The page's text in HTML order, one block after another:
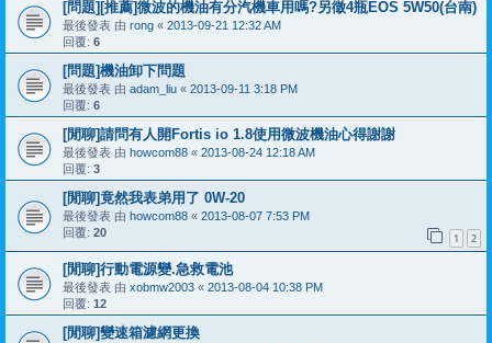
[問題][推薦]微波的機油有分汽機車用嗎?另徵4瓶EOS 5W50(台南)
最後發表 由 rong « 2013-09-21 12:32 AM
回覆: 6
[問題]機油卸下問題
最後發表 由 adam_liu « 2013-09-11 3:18 PM
回覆: 6
[閒聊]請問有人開Fortis io 1.8使用微波機油心得謝謝
最後發表 由 howcom88 « 2013-08-24 12:18 AM
回覆: 3
[閒聊]竟然我表弟用了 0W-20
最後發表 由 howcom88 « 2013-08-07 7:53 PM
回覆: 20 1 2
[閒聊]行動電源變.急救電池
最後發表 由 xobmw2003 « 2013-08-04 10:38 PM
回覆: 12
[閒聊]變速箱濾網更換